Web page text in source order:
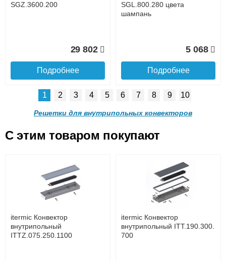
Подробнее о доставке
Подробнее
Решетка алюминиевая
поперечная itermic
SGL.900.220 цвета
4 910
Подробнее
Решетка алюминиевая
SGL.900.280 цвета
5 702
Подробнее
SGZ.3600.200
29 802
Подробнее
SGL.800.280 цвета
шампань
5 068
Подробнее
SGL.800.340 цвета
Подробнее
поперечная itermic
SGL.800.400 цвета
1 2 3 4 5 6 7 8 9 10
Решетки для внутрипольных конвекторов
C этим товаром покупают
itermic Конвектор
внутрипольный
ITTZ.075.250.1100
itermic Конвектор
внутрипольный ITT.190.300.
700